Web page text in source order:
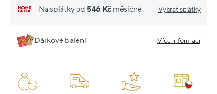
Na splátky od 546 Kč měsíčně Vybrat splátky
Dárkové balení Více informací